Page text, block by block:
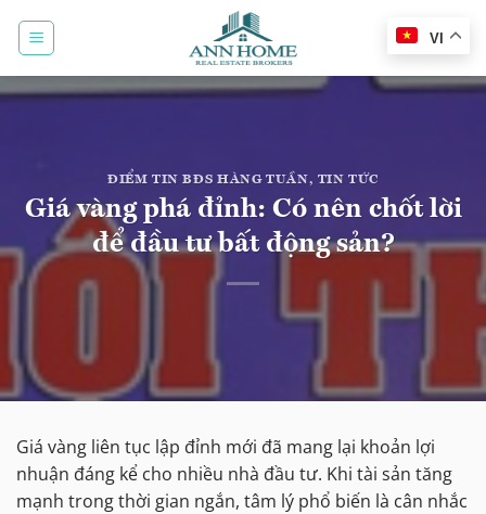
qua
dung
VI
ĐIỂM TIN BĐS HÀNG TUẦN, TIN TỨC
Giá vàng phá đỉnh: Có nên chốt lời
để đầu tư bất động sản?
Giá vàng liên tục lập đỉnh mới đã mang lại khoản lợi
nhuận đáng kể cho nhiều nhà đầu tư. Khi tài sản tăng
mạnh trong thời gian ngắn, tâm lý phổ biến là cân nhắc